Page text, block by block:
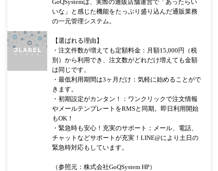
GoQSystemは、実際の通販店舗運営で「あったらい
いな」と感じた機能をたっぷり盛り込んだ通販業務
の一元管理システム。
【選ばれる理由】
・注文件数が増えても定額料金：月額15,000円（税
別）から利用でき、注文数がどれだけ増えても金額
は同じです。
・最低利用期間は3ヶ月だけ：気軽に始めることがで
きます。
・初期設定がカンタン！：ワンクリックで注文情報
やメールテンプレートをRMSと同期。即日利用開始
もOK！
・緊急時も安心！充実のサポート：メール、電話、
チャットなどサポートが充実！LINE@により土日の
緊急時対応もしています。
（参照元：株式会社GoQSystem HP）